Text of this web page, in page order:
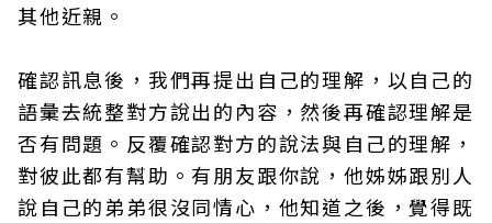
其他近親。
確認訊息後，我們再提出自己的理解，以自己的
語彙去統整對方說出的內容，然後再確認理解是
否有問題。反覆確認對方的說法與自己的理解，
對彼此都有幫助。有朋友跟你說，他姊姊跟別人
說自己的弟弟很沒同情心，他知道之後，覺得既